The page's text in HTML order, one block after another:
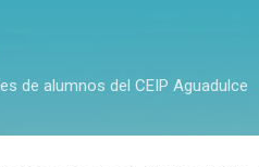
de alumnos del CEIP Aguadulce